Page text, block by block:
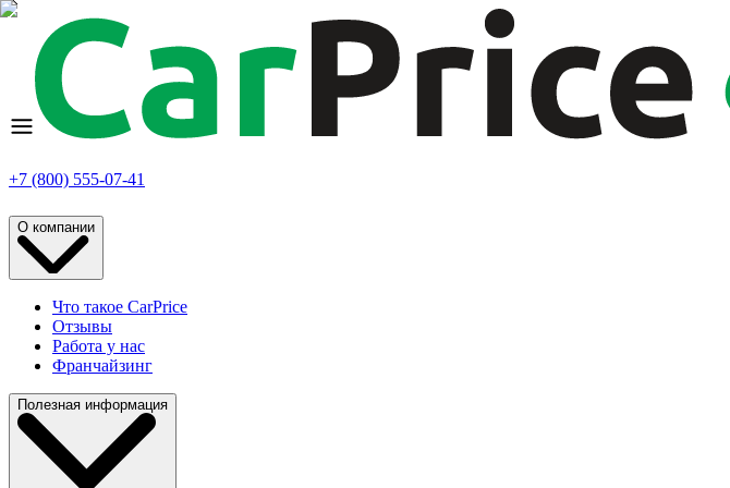
+7 (800) 555-07-41
О компании
Что такое CarPrice
Отзывы
Работа у нас
Франчайзинг
Полезная информация